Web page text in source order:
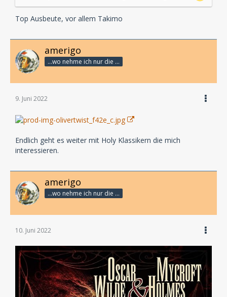
Top Ausbeute, vor allem Takimo
amerigo
...wo nehme ich nur die Zeit her, so vieles nicht zu hören?
9. Juni 2022
Endlich geht es weiter mit Holy Klassikern die mich
interessieren.
amerigo
...wo nehme ich nur die Zeit her, so vieles nicht zu hören?
10. Juni 2022